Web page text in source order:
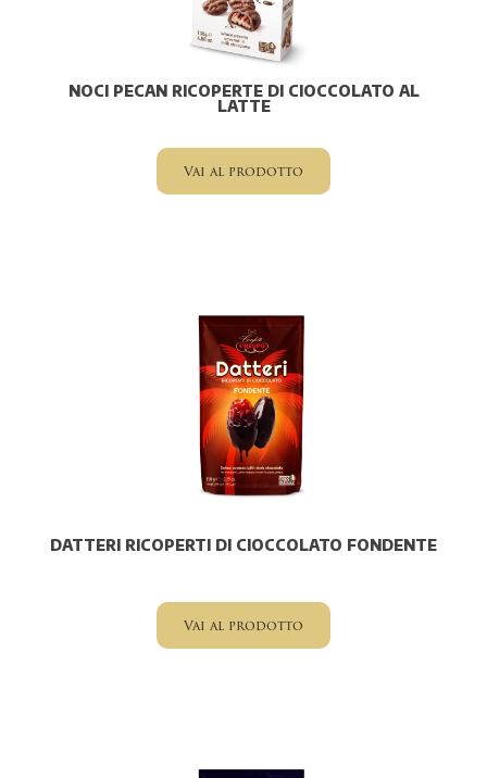
NOCI PECAN RICOPERTE DI CIOCCOLATO AL
LATTE
Vai al prodotto
DATTERI RICOPERTI DI CIOCCOLATO FONDENTE
Vai al prodotto